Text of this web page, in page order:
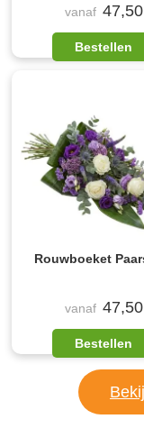
vanaf 47,50
Bestellen
Rouwboeket
vanaf 47,50
Bestellen